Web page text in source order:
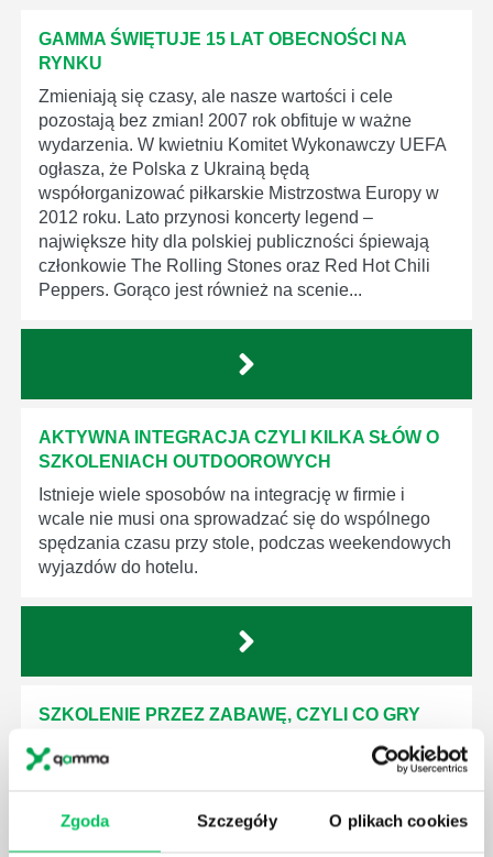
Zgoda Szczegóły O plikach cookies
GAMMA ŚWIĘTUJE 15 LAT OBECNOŚCI NA
RYNKU
Zmieniają się czasy, ale nasze wartości i cele
pozostają bez zmian! 2007 rok obfituje w ważne
wydarzenia. W kwietniu Komitet Wykonawczy UEFA
ogłasza, że Polska z Ukrainą będą
współorganizować piłkarskie Mistrzostwa Europy w
2012 roku. Lato przynosi koncerty legend –
największe hity dla polskiej publiczności śpiewają
członkowie The Rolling Stones oraz Red Hot Chili
Peppers. Gorąco jest również na scenie...
AKTYWNA INTEGRACJA CZYLI KILKA SŁÓW O
SZKOLENIACH OUTDOOROWYCH
Istnieje wiele sposobów na integrację w firmie i
wcale nie musi ona sprowadzać się do wspólnego
spędzania czasu przy stole, podczas weekendowych
wyjazdów do hotelu.
SZKOLENIE PRZEZ ZABAWĘ, CZYLI CO GRY
Wyjazdy integracyjne dla firm coraz częściej
dobrze wszystkim znanych wyjazdów hotelowych.